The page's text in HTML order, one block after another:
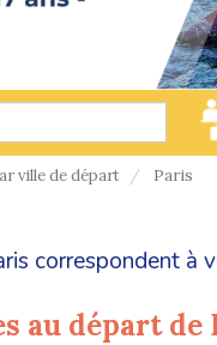
ville de départ Paris
correspondent à
au départ de